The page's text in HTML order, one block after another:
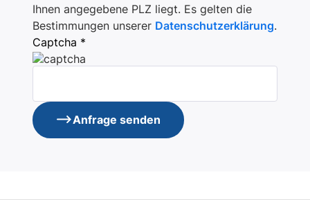
Ihnen angegebene PLZ liegt. Es gelten die
Bestimmungen unserer Datenschutzerklärung.
Captcha *
Anfrage senden